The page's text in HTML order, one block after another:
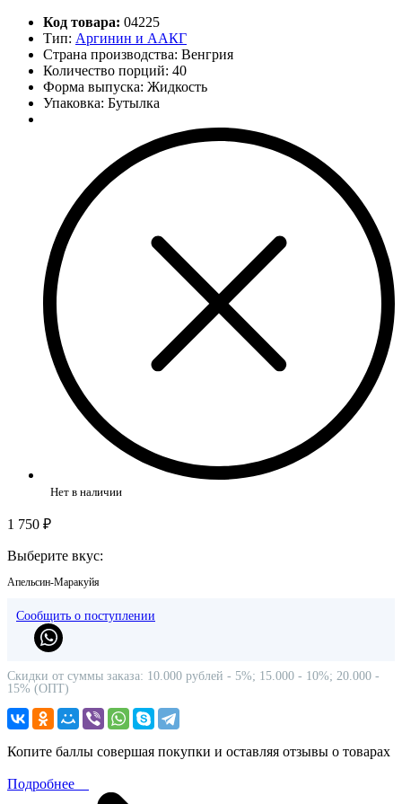
Код товара: 04225
Тип: Аргинин и ААКГ
Страна производства: Венгрия
Количество порций: 40
Форма выпуска: Жидкость
Упаковка: Бутылка
Нет в наличии
1 750 ₽
Выберите вкус:
Апельсин-Маракуйя
Сообщить о поступлении
Скидки от суммы заказа: 10.000 рублей - 5%; 15.000 - 10%; 20.000 -
15% (ОПТ)
Копите баллы совершая покупки и оставляя отзывы о товарах
Подробнее